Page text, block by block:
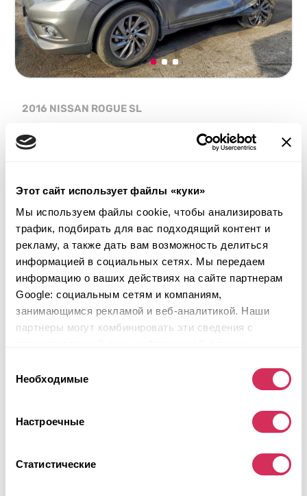
Этот сайт использует файлы «куки»
Мы используем файлы cookie, чтобы анализировать
трафик, подбирать для вас подходящий контент и
рекламу, а также дать вам возможность делиться
информацией в социальных сетях. Мы передаем
информацию о ваших действиях на сайте партнерам
Google: социальным сетям и компаниям,
занимающимся рекламой и веб-аналитикой. Наши
партнеры могут комбинировать эти сведения с
вами их сервисов.
согласия
Необходимые
Настроечные
Статистические
2016 NISSAN ROGUE SL
Front Wheel Drive
Бензин
Задняя часть
Аукцион завершился9часов назад
Подобрать похожий
Подробнее